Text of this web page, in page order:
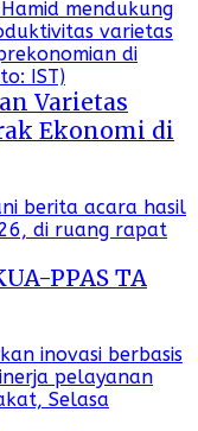
Varietas
Ekonomi di
PPAS TA